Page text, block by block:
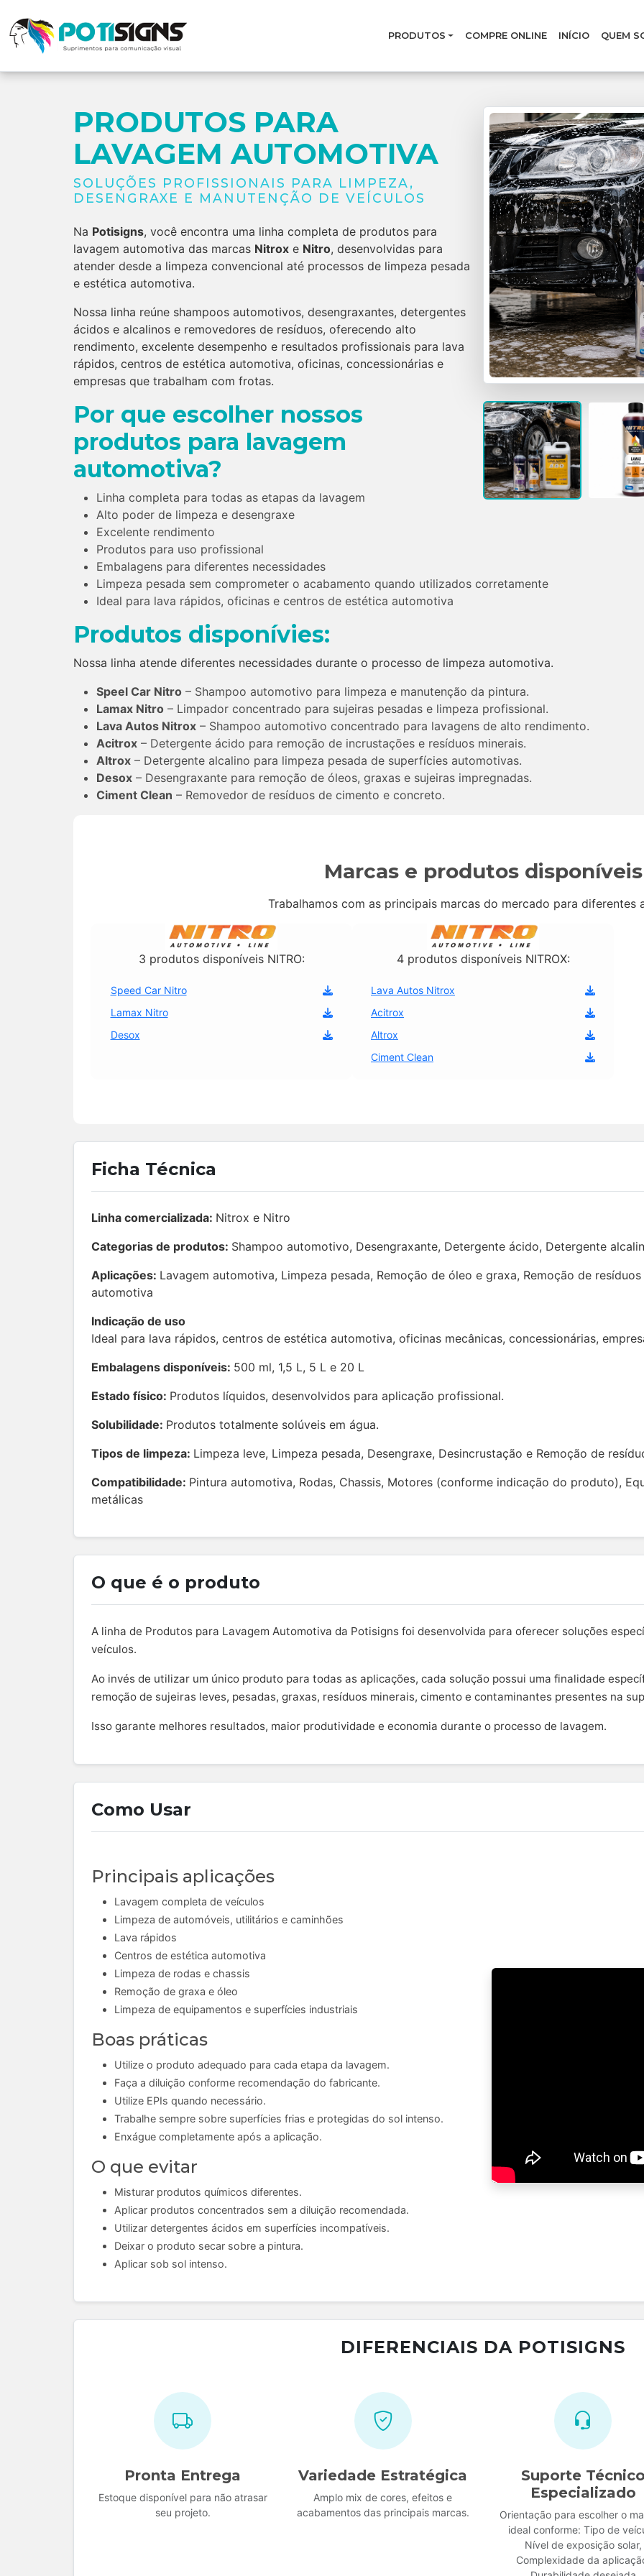
PRODUTOS COMPRE ONLINE INÍCIO QUEM
PRODUTOS PARA
LAVAGEM AUTOMOTIVA
SOLUÇÕES PROFISSIONAIS PARA LIMPEZA,
DESENGRAXE E MANUTENÇÃO DE VEÍCULOS
Na Potisigns, você encontra uma linha completa de produtos para
lavagem automotiva das marcas Nitrox e Nitro, desenvolvidas para
atender desde a limpeza convencional até processos de limpeza pesada
e estética automotiva.
Nossa linha reúne shampoos automotivos, desengraxantes, detergentes
ácidos e alcalinos e removedores de resíduos, oferecendo alto
rendimento, excelente desempenho e resultados profissionais para lava
rápidos, centros de estética automotiva, oficinas, concessionárias e
empresas que trabalham com frotas.
Por que escolher nossos
produtos para lavagem
automotiva?
Linha completa para todas as etapas da lavagem
Alto poder de limpeza e desengraxe
Excelente rendimento
Produtos para uso profissional
Embalagens para diferentes necessidades
Limpeza pesada sem comprometer o acabamento quando utilizados corretamente
Ideal para lava rápidos, oficinas e centros de estética automotiva
Produtos disponívies:
Nossa linha atende diferentes necessidades durante o processo de limpeza automotiva.
Speel Car Nitro – Shampoo automotivo para limpeza e manutenção da pintura.
Lamax Nitro – Limpador concentrado para sujeiras pesadas e limpeza profissional.
Lava Autos Nitrox – Shampoo automotivo concentrado para lavagens de alto rendimento.
Acitrox – Detergente ácido para remoção de incrustações e resíduos minerais.
Altrox – Detergente alcalino para limpeza pesada de superfícies automotivas.
Desox – Desengraxante para remoção de óleos, graxas e sujeiras impregnadas.
Ciment Clean – Removedor de resíduos de cimento e concreto.
Marcas e produtos disponíveis
Trabalhamos com as principais marcas do mercado para diferentes
3 produtos disponíveis NITRO:
Speed Car Nitro
Lamax Nitro
Desox
4 produtos disponíveis NITROX:
Lava Autos Nitrox
Acitrox
Altrox
Ciment Clean
Ficha Técnica
Linha comercializada: Nitrox e Nitro
Categorias de produtos: Shampoo automotivo, Desengraxante, Detergente ácido, Detergente
Aplicações: Lavagem automotiva, Limpeza pesada, Remoção de óleo e graxa, Remoção de
automotiva
Indicação de uso
Ideal para lava rápidos, centros de estética automotiva, oficinas mecânicas, concessionárias,
Embalagens disponíveis: 500 ml, 1,5 L, 5 L e 20 L
Estado físico: Produtos líquidos, desenvolvidos para aplicação profissional.
Solubilidade: Produtos totalmente solúveis em água.
Tipos de limpeza: Limpeza leve, Limpeza pesada, Desengraxe, Desincrustação e Remoção de
Compatibilidade: Pintura automotiva, Rodas, Chassis, Motores (conforme indicação do produto),
metálicas
O que é o produto
A linha de Produtos para Lavagem Automotiva da Potisigns foi desenvolvida para oferecer soluções
veículos.
Ao invés de utilizar um único produto para todas as aplicações, cada solução possui uma finalidade
remoção de sujeiras leves, pesadas, graxas, resíduos minerais, cimento e contaminantes presentes na
Isso garante melhores resultados, maior produtividade e economia durante o processo de lavagem.
Como Usar
Principais aplicações
Lavagem completa de veículos
Limpeza de automóveis, utilitários e caminhões
Lava rápidos
Centros de estética automotiva
Limpeza de rodas e chassis
Remoção de graxa e óleo
Limpeza de equipamentos e superfícies industriais
Boas práticas
Utilize o produto adequado para cada etapa da lavagem.
Faça a diluição conforme recomendação do fabricante.
Utilize EPIs quando necessário.
Trabalhe sempre sobre superfícies frias e protegidas do sol intenso.
Enxágue completamente após a aplicação.
O que evitar
Misturar produtos químicos diferentes.
Aplicar produtos concentrados sem a diluição recomendada.
Utilizar detergentes ácidos em superfícies incompatíveis.
Deixar o produto secar sobre a pintura.
Aplicar sob sol intenso.
DIFERENCIAIS DA POTISIGNS
Pronta Entrega
Estoque disponível para não atrasar
seu projeto.
Variedade Estratégica
Amplo mix de cores, efeitos e
acabamentos das principais marcas.
Suporte Técnico
Especializado
Orientação para escolher o
ideal conforme: Tipo de
Nível de exposição solar,
Complexidade da